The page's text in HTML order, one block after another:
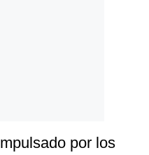
por los